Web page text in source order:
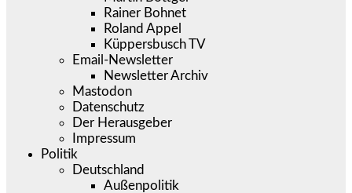
Rainer Bohnet
Roland Appel
Küppersbusch TV
Email-Newsletter
Newsletter Archiv
Mastodon
Datenschutz
Der Herausgeber
Impressum
Politik
Deutschland
Außenpolitik